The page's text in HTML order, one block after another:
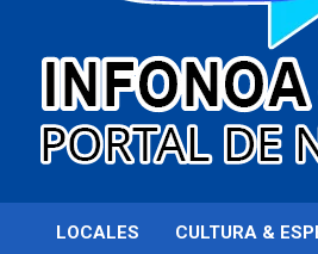
Infonoa Salta
LOCALES CULTURA &